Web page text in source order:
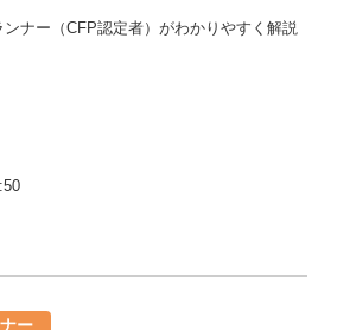
ナー（CFP認定者）がわかりやすく解説
ー